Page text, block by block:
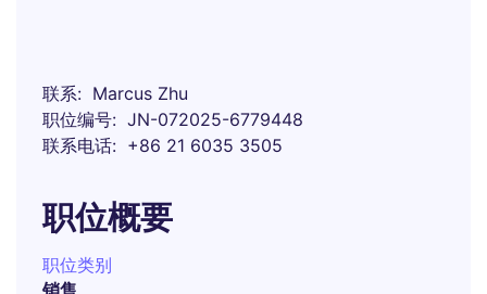
联系
Marcus Zhu
职位编号
JN-072025-6779448
联系电话
+86 21 6035 3505
职位概要
职位类别
销售